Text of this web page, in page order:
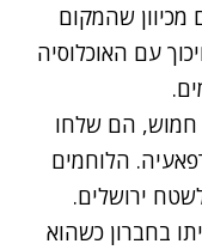
שהמקום
עם האוכלוסיה
חמוש, הם שלחו
הלוחמים
ירושלים.
בחברון כשהוא